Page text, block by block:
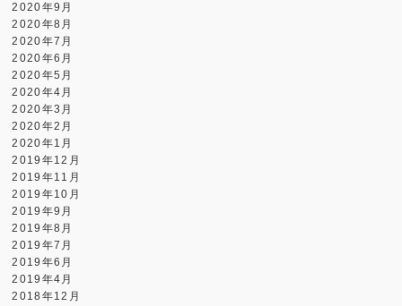
2020年9月
2020年8月
2020年7月
2020年6月
2020年5月
2020年4月
2020年3月
2020年2月
2020年1月
2019年12月
2019年11月
2019年10月
2019年9月
2019年8月
2019年7月
2019年6月
2019年4月
2018年12月